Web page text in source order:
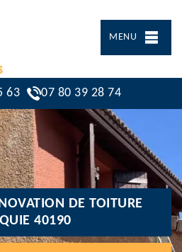
MENU
63 07 80 39 28 74
DE TOITURE
40190